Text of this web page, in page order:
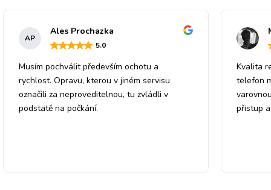
AP
Ales Prochazka
5.0
Musím pochválit především ochotu a
rychlost. Opravu, kterou v jiném servisu
označili za neproveditelnou, tu zvládli v
podstatě na počkání.
Kvalita
telefon
přistup